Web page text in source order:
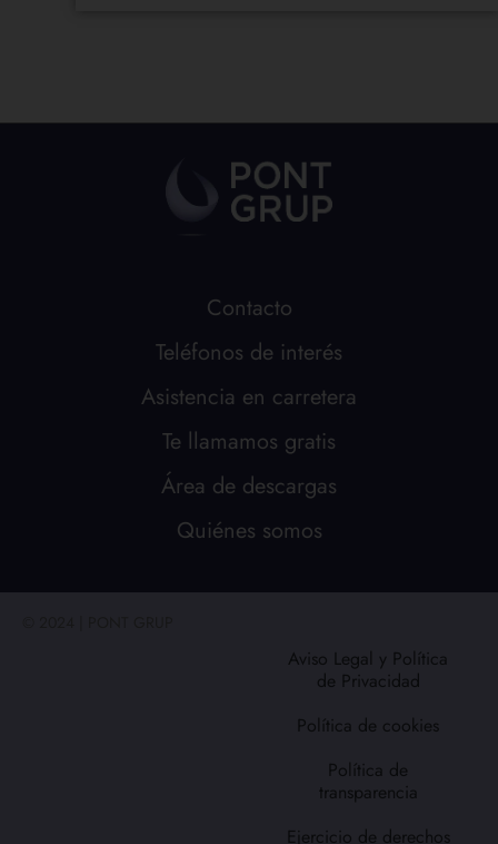
Contacto
Teléfonos de interés
Asistencia en carretera
Te llamamos gratis
Área de descargas
Quiénes somos
Aviso Legal y Política
de Privacidad
Política de cookies
Política de
transparencia
Ejercicio de derechos